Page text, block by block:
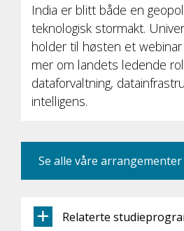
India er blitt både en
teknologisk stormakt.
holder til høsten et
mer om landets ledende
dataforvaltning,
intelligens.
Se alle våre arrangementer
Relaterte